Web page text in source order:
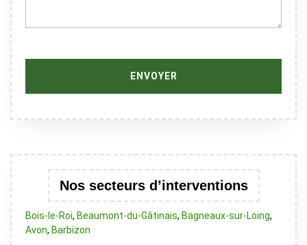
Nos secteurs d’interventions
Bois-le-Roi, Beaumont-du-Gâtinais, Bagneaux-sur-Loing,
Avon, Barbizon